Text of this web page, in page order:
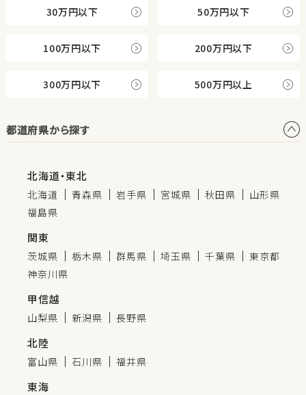
30万円以下 50万円以下
100万円以下 200万円以下
300万円以下 500万円以上
都道府県から探す
北海道・東北
北海道 青森県 岩手県 宮城県 秋田県
山形県
福島県
関東
茨城県 栃木県 群馬県 埼玉県 千葉県
東京都
神奈川県
甲信越
山梨県 新潟県 長野県
北陸
富山県 石川県 福井県
東海